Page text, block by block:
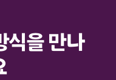
식을 만나